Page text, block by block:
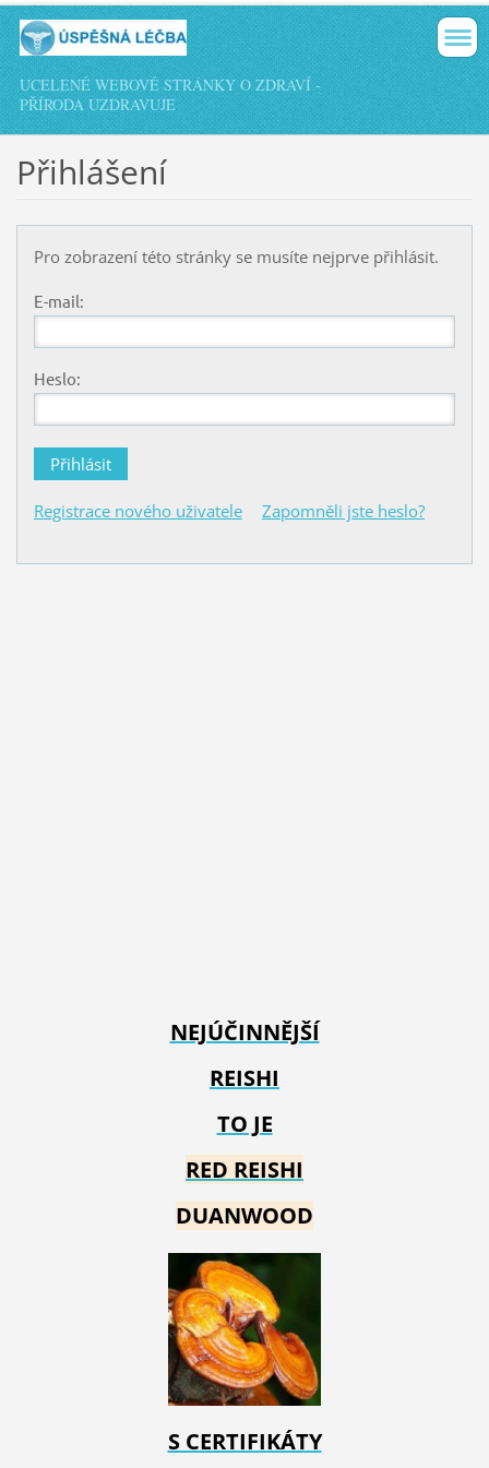
UCELENÉ WEBOVÉ STRÁNKY O ZDRAVÍ -
PŘÍRODA UZDRAVUJE
Přihlášení
Pro zobrazení této stránky se musíte nejprve přihlásit.
E-mail:
Heslo:
Registrace nového uživatele Zapomněli jste heslo?
NEJÚČINNĚJŠÍ
REISHI
TO JE
RED REISHI
DUANWOOD
S CERTIFIKÁTY